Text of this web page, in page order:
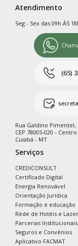
Atendimento
Seg - Sex das 09h ÀS
(65)
Rua Galdino Pimentel,
CEP 78005-020 - Centro
Cuiabá - MT
Serviços
CREDICONSULT
Certificado Digital
Energia Renovável
Orientação Jurídica
Formação e educação
Rede de Hotéis e Lazer
Parcerias Institucionais
Seguros e Convênios
Aplicativo FACMAT